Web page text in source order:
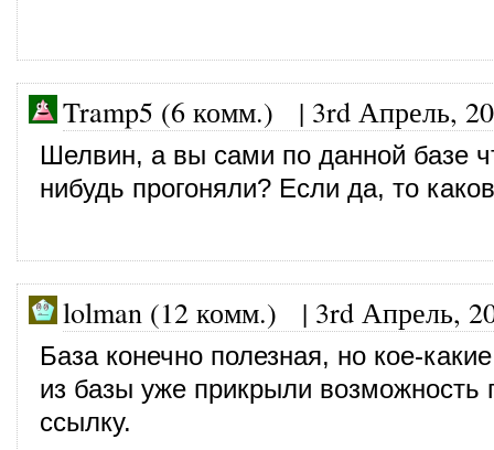
Tramp5 (6 комм.) | 3rd Апрель,
Шелвин, а вы сами по данной базе
нибудь прогоняли? Если да, то
lolman (12 комм.) | 3rd Апрель,
База конечно полезная, но кое-
из базы уже прикрыли возможность
ссылку.